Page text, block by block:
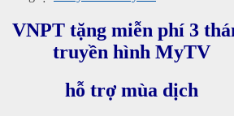
VNPT tặng miễn phí 3
truyền hình MyTV
hỗ trợ mùa dịch